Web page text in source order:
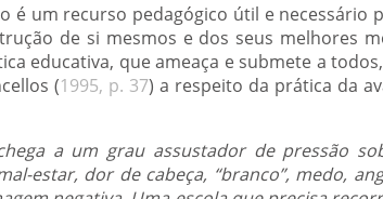
é um recurso pedagógico útil e necessário
de si mesmos e dos seus melhores
educativa, que ameaça e submete a
(1995, p. 37) a respeito da prática da
a um grau assustador de pressão
estar, dor de cabeça, “branco”, medo,